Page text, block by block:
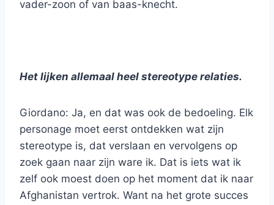
vader-zoon of van baas-knecht.
Het lijken allemaal heel stereotype relaties.
Giordano: Ja, en dat was ook de bedoeling. Elk
personage moet eerst ontdekken wat zijn
stereotype is, dat verslaan en vervolgens op
zoek gaan naar zijn ware ik. Dat is iets wat ik
zelf ook moest doen op het moment dat ik naar
Afghanistan vertrok. Want na het grote succes